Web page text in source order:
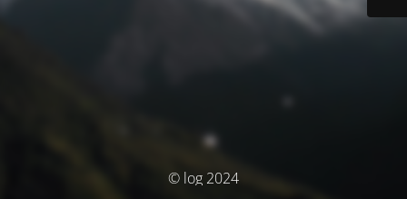
© log 2024